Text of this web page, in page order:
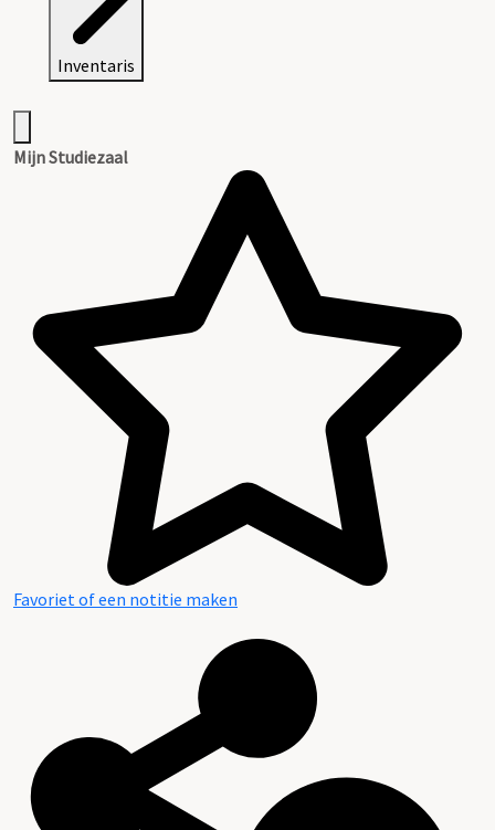
Inventaris
Mijn Studiezaal
Favoriet of een notitie maken